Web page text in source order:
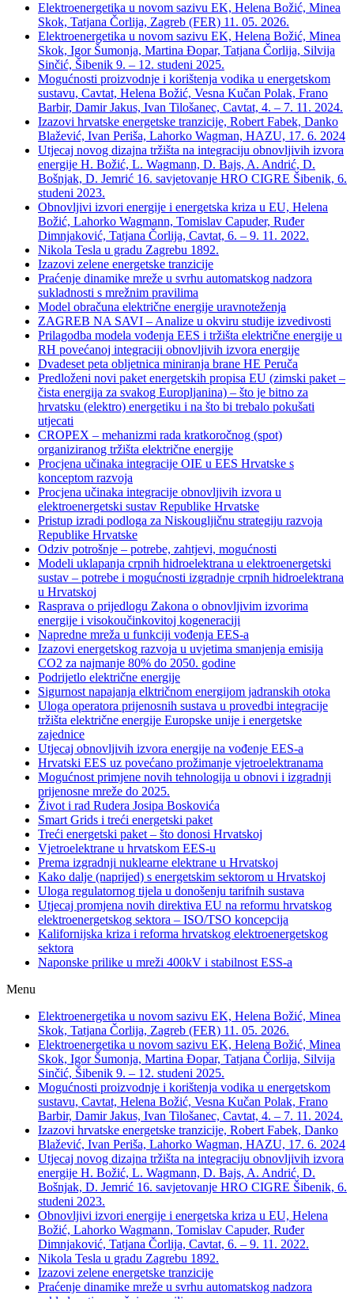
Elektroenergetika u novom sazivu EK, Helena Božić, Minea
Skok, Tatjana Čorlija, Zagreb (FER) 11. 05. 2026.
Elektroenergetika u novom sazivu EK, Helena Božić, Minea
Skok, Igor Šumonja, Martina Đopar, Tatjana Čorlija, Silvija
Sinčić, Šibenik 9. – 12. studeni 2025.
Mogućnosti proizvodnje i korištenja vodika u energetskom
sustavu, Cavtat, Helena Božić, Vesna Kučan Polak, Frano
Barbir, Damir Jakus, Ivan Tilošanec, Cavtat, 4. – 7. 11. 2024.
Izazovi hrvatske energetske tranzicije, Robert Fabek, Danko
Blažević, Ivan Periša, Lahorko Wagman, HAZU, 17. 6. 2024
Utjecaj novog dizajna tržišta na integraciju obnovljivih izvora
energije H. Božić, L. Wagmann, D. Bajs, A. Andrić, D.
Bošnjak, D. Jemrić 16. savjetovanje HRO CIGRE Šibenik, 6.
studeni 2023.
Obnovljivi izvori energije i energetska kriza u EU, Helena
Božić, Lahorko Wagmann, Tomislav Capuder, Ruđer
Dimnjaković, Tatjana Čorlija, Cavtat, 6. – 9. 11. 2022.
Nikola Tesla u gradu Zagrebu 1892.
Izazovi zelene energetske tranzicije
Praćenje dinamike mreže u svrhu automatskog nadzora
sukladnosti s mrežnim pravilima
Model obračuna električne energije uravnoteženja
ZAGREB NA SAVI – Analize u okviru studije izvedivosti
Prilagodba modela vođenja EES i tržišta električne energije u
RH povećanoj integraciji obnovljivih izvora energije
Dvadeset peta obljetnica miniranja brane HE Peruča
Predloženi novi paket energetskih propisa EU (zimski paket –
čista energija za svakog Europljanina) – što je bitno za
hrvatsku (elektro) energetiku i na što bi trebalo pokušati
utjecati
CROPEX – mehanizmi rada kratkoročnog (spot)
organiziranog tržišta električne energije
Procjena učinaka integracije OIE u EES Hrvatske s
konceptom razvoja
Procjena učinaka integracije obnovljivih izvora u
elektroenergetski sustav Republike Hrvatske
Pristup izradi podloga za Niskougljičnu strategiju razvoja
Republike Hrvatske
Odziv potrošnje – potrebe, zahtjevi, mogućnosti
Modeli uklapanja crpnih hidroelektrana u elektroenergetski
sustav – potrebe i mogućnosti izgradnje crpnih hidroelektrana
u Hrvatskoj
Rasprava o prijedlogu Zakona o obnovljivim izvorima
energije i visokoučinkovitoj kogeneraciji
Napredne mreža u funkciji vođenja EES-a
Izazovi energetskog razvoja u uvjetima smanjenja emisija
CO2 za najmanje 80% do 2050. godine
Podrijetlo električne energije
Sigurnost napajanja elktričnom energijom jadranskih otoka
Uloga operatora prijenosnih sustava u provedbi integracije
tržišta električne energije Europske unije i energetske
zajednice
Utjecaj obnovljivih izvora energije na vođenje EES-a
Hrvatski EES uz povećano prožimanje vjetroelektranama
Mogućnost primjene novih tehnologija u obnovi i izgradnji
prijenosne mreže do 2025.
Život i rad Rudera Josipa Boskovića
Smart Grids i treći energetski paket
Treći energetski paket – što donosi Hrvatskoj
Vjetroelektrane u hrvatskom EES-u
Prema izgradnji nuklearne elektrane u Hrvatskoj
Kako dalje (naprijed) s energetskim sektorom u Hrvatskoj
Uloga regulatornog tijela u donošenju tarifnih sustava
Utjecaj promjena novih direktiva EU na reformu hrvatskog
elektroenergetskog sektora – ISO/TSO koncepcija
Kalifornijska kriza i reforma hrvatskog elektroenergetskog
sektora
Naponske prilike u mreži 400kV i stabilnost ESS-a
Menu
Elektroenergetika u novom sazivu EK, Helena Božić, Minea
Skok, Tatjana Čorlija, Zagreb (FER) 11. 05. 2026.
Elektroenergetika u novom sazivu EK, Helena Božić, Minea
Skok, Igor Šumonja, Martina Đopar, Tatjana Čorlija, Silvija
Sinčić, Šibenik 9. – 12. studeni 2025.
Mogućnosti proizvodnje i korištenja vodika u energetskom
sustavu, Cavtat, Helena Božić, Vesna Kučan Polak, Frano
Barbir, Damir Jakus, Ivan Tilošanec, Cavtat, 4. – 7. 11. 2024.
Izazovi hrvatske energetske tranzicije, Robert Fabek, Danko
Blažević, Ivan Periša, Lahorko Wagman, HAZU, 17. 6. 2024
Utjecaj novog dizajna tržišta na integraciju obnovljivih izvora
energije H. Božić, L. Wagmann, D. Bajs, A. Andrić, D.
Bošnjak, D. Jemrić 16. savjetovanje HRO CIGRE Šibenik, 6.
studeni 2023.
Obnovljivi izvori energije i energetska kriza u EU, Helena
Božić, Lahorko Wagmann, Tomislav Capuder, Ruđer
Dimnjaković, Tatjana Čorlija, Cavtat, 6. – 9. 11. 2022.
Nikola Tesla u gradu Zagrebu 1892.
Izazovi zelene energetske tranzicije
Praćenje dinamike mreže u svrhu automatskog nadzora